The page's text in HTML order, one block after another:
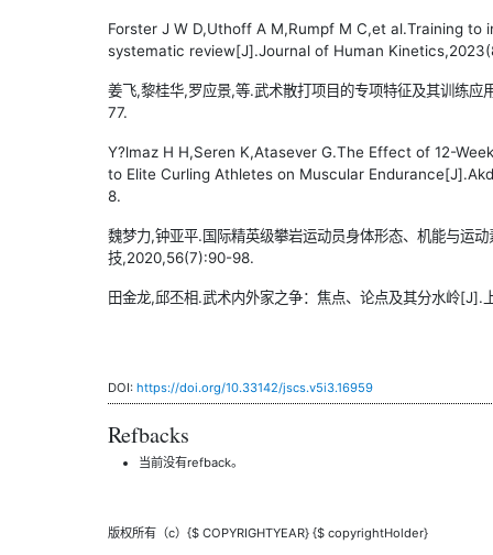
Forster J W D,Uthoff A M,Rumpf M C,et al.Training
systematic review[J].Journal of Human
姜飞,黎桂华,罗应景,等.武术散打项目的专项特征及其训练
77.
Y?lmaz H H,Seren K,Atasever G.The Effect of 12-
to Elite Curling Athletes on Muscular
8.
魏梦力,钟亚平.国际精英级攀岩运动员身体形态、机能与运
技,2020,56(7):90-98.
田金龙,邱丕相.武术内外家之争：焦点、论点及其分水岭
DOI: https://doi.org/10.33142/jscs.v5i3.16959
Refbacks
当前没有refback。
版权所有（c）{$ COPYRIGHTYEAR} {$ copyrightHolder}